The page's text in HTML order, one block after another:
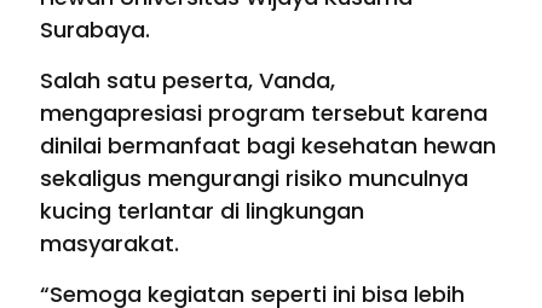
Surabaya.
Salah satu peserta, Vanda,
mengapresiasi program tersebut karena
dinilai bermanfaat bagi kesehatan hewan
sekaligus mengurangi risiko munculnya
kucing terlantar di lingkungan
masyarakat.
“Semoga kegiatan seperti ini bisa lebih